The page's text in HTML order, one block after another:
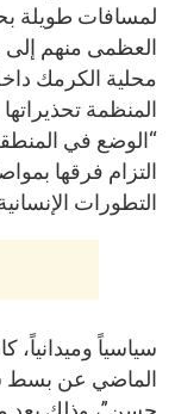
لمسافات طويلة
العظمى منهم إلى
محلية الكرمك
المنظمة
“الوضع في المنطقة
التزام فرقها
التطورات
سياسياً
الماضي عن بسط